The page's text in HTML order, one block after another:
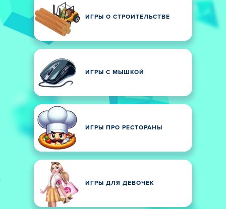
ИГРЫ О СТРОИТЕЛЬСТВЕ
ИГРЫ С МЫШКОЙ
ИГРЫ ПРО РЕСТОРАНЫ
ИГРЫ ДЛЯ ДЕВОЧЕК